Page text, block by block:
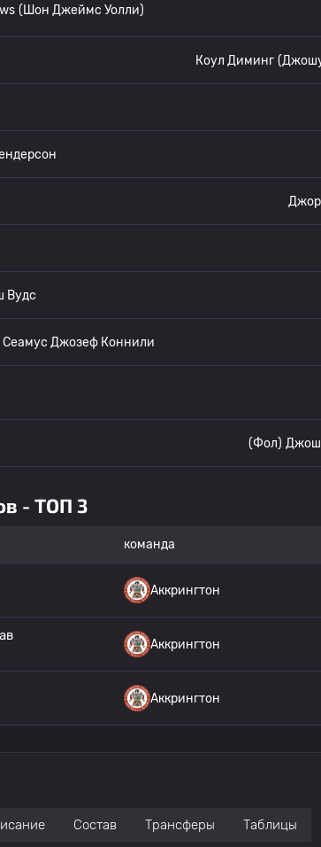
(Шон Джеймс Уолли)
Коул Диминг
Вудс
Сеамус Джозеф Коннили
(Фол)
- ТОП 3
команда
Аккрингтон
Аккрингтон
Аккрингтон
Состав Трансферы Таблицы